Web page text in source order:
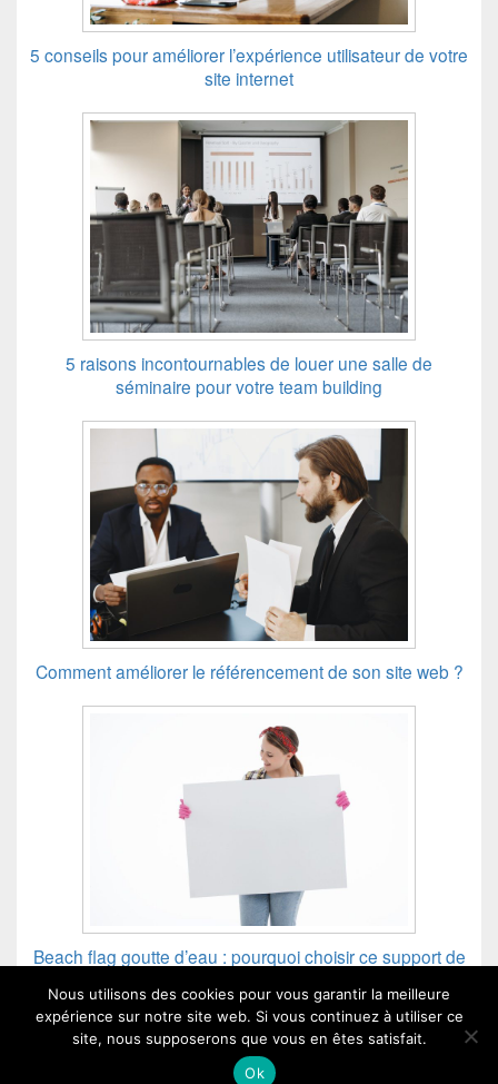
5 conseils pour améliorer l’expérience utilisateur de votre
site internet
5 raisons incontournables de louer une salle de
séminaire pour votre team building
Comment améliorer le référencement de son site web ?
Beach flag goutte d’eau : pourquoi choisir ce support de
CCF - Copyright © 2026 - Tous droits réservés.
Nous utilisons des cookies pour vous garantir la meilleure
expérience sur notre site web. Si vous continuez à utiliser ce
site, nous supposerons que vous en êtes satisfait.
Ok